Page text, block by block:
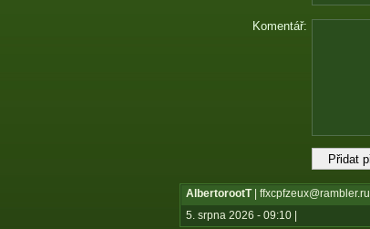
Komentář:
AlbertorootT| ffxcpfzeux@rambler.ru
5. srpna 2026 - 09:10 |